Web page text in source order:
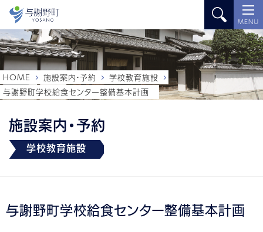
MENU
施設案内・予約
学校教育施設
HOME 施設案内・予約
学校教育施設
与謝野町学校給食センター整備基本計画
与謝野町学校給食センター整備基本計画